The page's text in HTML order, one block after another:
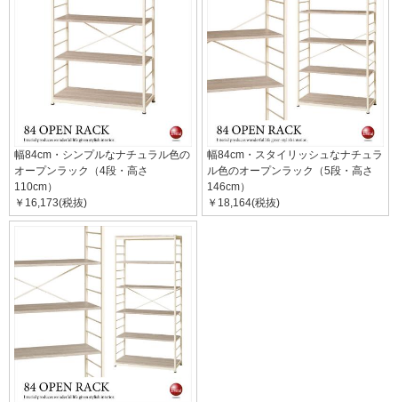
幅84cm・シンプルなナチュラル色の
オープンラック（4段・高さ
110cm）
￥16,173(税抜)
幅84cm・スタイリッシュなナチュラ
ル色のオープンラック（5段・高さ
146cm）
￥18,164(税抜)